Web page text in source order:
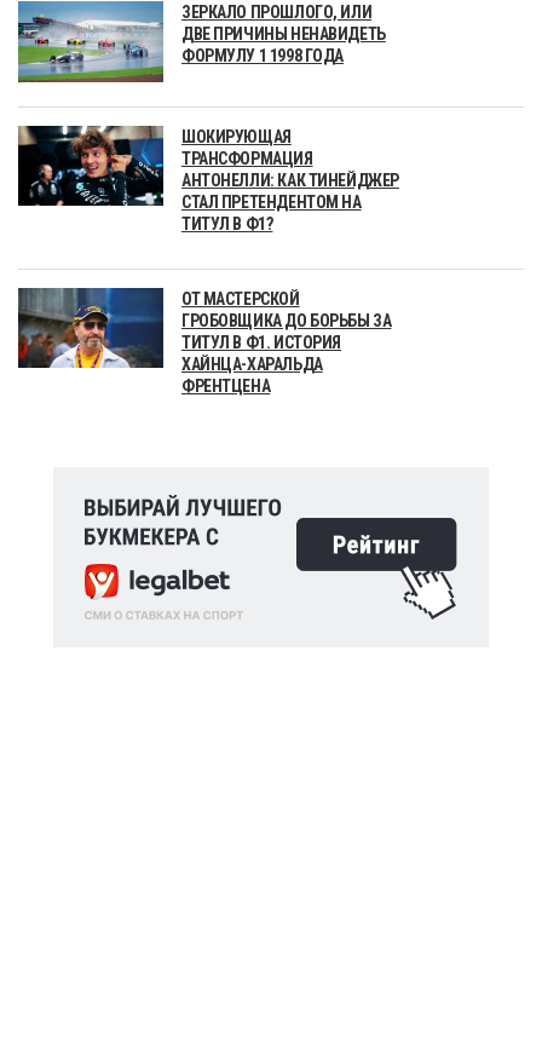
ЗЕРКАЛО ПРОШЛОГО, ИЛИ
ДВЕ ПРИЧИНЫ НЕНАВИДЕТЬ
ФОРМУЛУ 1 1998 ГОДА
ШОКИРУЮЩАЯ
ТРАНСФОРМАЦИЯ
АНТОНЕЛЛИ: КАК ТИНЕЙДЖЕР
СТАЛ ПРЕТЕНДЕНТОМ НА
ТИТУЛ В Ф1?
ОТ МАСТЕРСКОЙ
ГРОБОВЩИКА ДО БОРЬБЫ ЗА
ТИТУЛ В Ф1. ИСТОРИЯ
ХАЙНЦА-ХАРАЛЬДА
ФРЕНТЦЕНА